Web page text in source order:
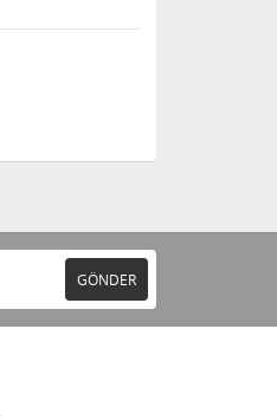
GÖNDER